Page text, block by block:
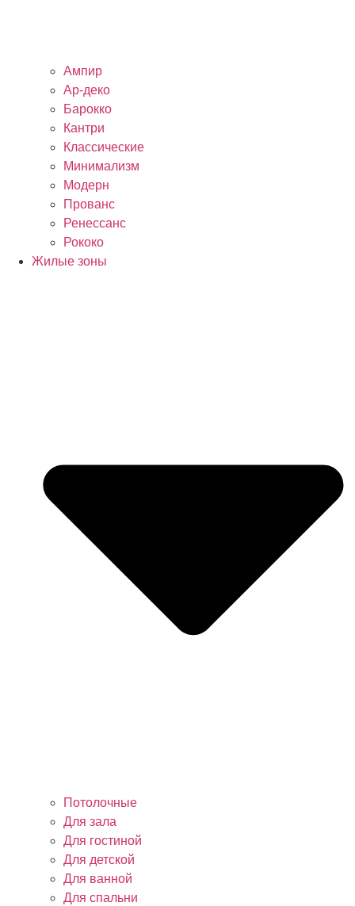
Ампир
Ар-деко
Барокко
Кантри
Классические
Минимализм
Модерн
Прованс
Ренессанс
Рококо
Жилые зоны
Потолочные
Для зала
Для гостиной
Для детской
Для ванной
Для спальни